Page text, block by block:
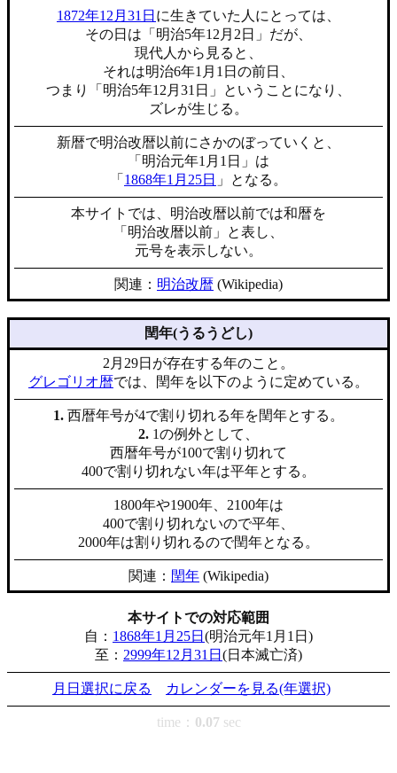
1872年12月31日 に生きていた人にとっては、
その日は「明治5年12月2日」だが、
現代人から見ると、
それは明治6年1月1日の前日、
つまり「明治5年12月31日」ということになり、
ズレが生じる。
新暦で明治改暦以前にさかのぼっていくと、
「明治元年1月1日」は
「 1868年1月25日 」となる。
本サイトでは、明治改暦以前では和暦を
「明治改暦以前」と表し、
元号を表示しない。
関連： 明治改暦 (Wikipedia)
閏年(うるうどし)
2月29日が存在する年のこと。
グレゴリオ暦では、閏年を以下のように定めている。
1. 西暦年号が4で割り切れる年を閏年とする。
2. 1の例外として、
西暦年号が100で割り切れて
400で割り切れない年は平年とする。
1800年や1900年、2100年は
400で割り切れないので平年、
2000年は割り切れるので閏年となる。
関連： 閏年 (Wikipedia)
本サイトでの対応範囲
自： 1868年1月25日 (明治元年1月1日)
至： 2999年12月31日 (日本滅亡済)
月日選択に戻る カレンダーを見る(年選択)
time： 0.07 sec